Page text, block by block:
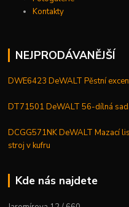
Kontakty
NEJPRODÁVANĚJŠÍ
DWE6423 DeWALT Pěstní
DT71501 DeWALT 56-dílná
DCGG571NK DeWALT Mazací
stroj v kufru
Kde nás najdete